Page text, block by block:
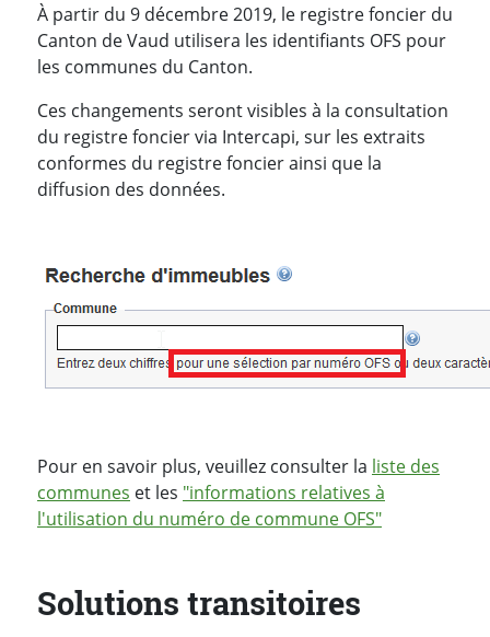
À partir du 9 décembre 2019, le registre foncier du
Canton de Vaud utilisera les identifiants OFS pour
les communes du Canton.
Ces changements seront visibles à la consultation
du registre foncier via Intercapi, sur les extraits
conformes du registre foncier ainsi que la
diffusion des données.
Pour en savoir plus, veuillez consulter la liste des
communes et les "informations relatives à
l'utilisation du numéro de commune OFS"
Solutions transitoires